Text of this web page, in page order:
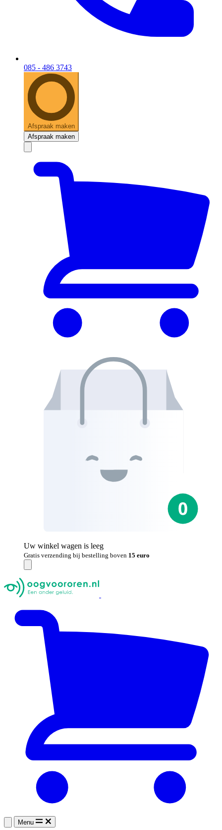
085 - 486 3743
Afspraak maken
Afspraak maken
Uw winkel wagen is leeg
Gratis verzending bij bestelling boven 15 euro
Menu